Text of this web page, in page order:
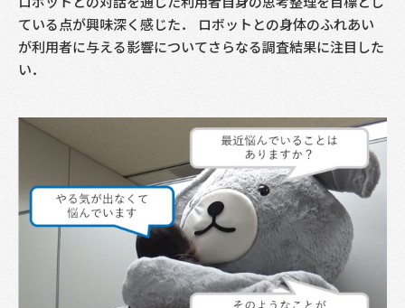
ている点が興味深く感じた． ロボットとの身体のふれあい
が利用者に与える影響についてさらなる調査結果に注目した
い．